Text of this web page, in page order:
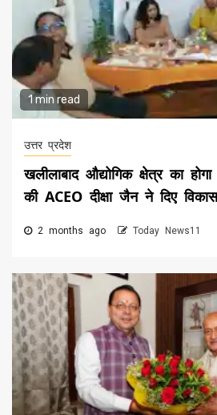
1 min read
उत्तर प्रदेश
खलीलाबाद औद्योगिक क्षेत्र का
की ACEO दीक्षा जैन ने दिए
2 months ago Today News11